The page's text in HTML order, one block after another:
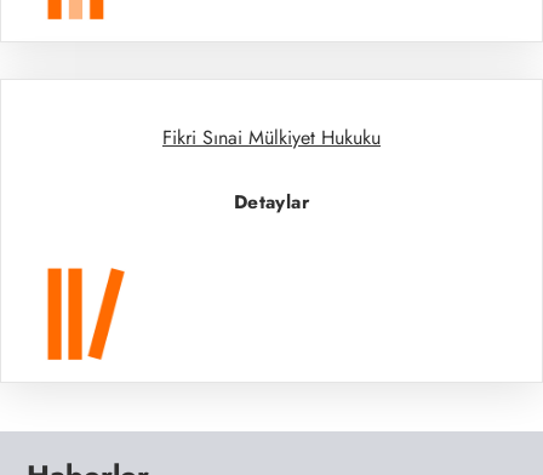
Fikri Sınai Mülkiyet Hukuku
Detaylar